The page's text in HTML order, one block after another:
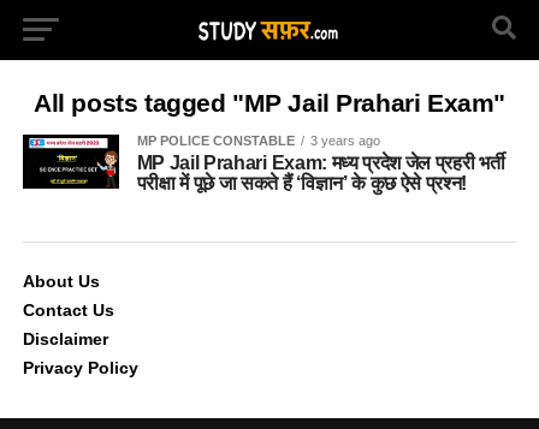
All posts tagged "MP Jail Prahari Exam"
MP POLICE CONSTABLE 3 years ago
MP Jail Prahari Exam: मध्य प्रदेश जेल प्रहरी भर्ती
परीक्षा में पूछे जा सकते हैं ‘विज्ञान’ के कुछ ऐसे प्रश्न!
About Us
Contact Us
Disclaimer
Privacy Policy